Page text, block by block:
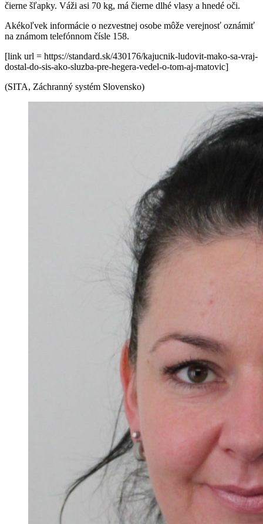
čierne šľapky. Váži asi 70 kg, má čierne dlhé vlasy a hnedé oči.
Akékoľvek informácie o nezvestnej osobe môže verejnosť oznámiť
na známom telefónnom čísle 158.
[link url = https://standard.sk/430176/kajucnik-ludovit-mako-sa-vraj-
dostal-do-sis-ako-sluzba-pre-hegera-vedel-o-tom-aj-matovic]
(SITA, Záchranný systém Slovensko)